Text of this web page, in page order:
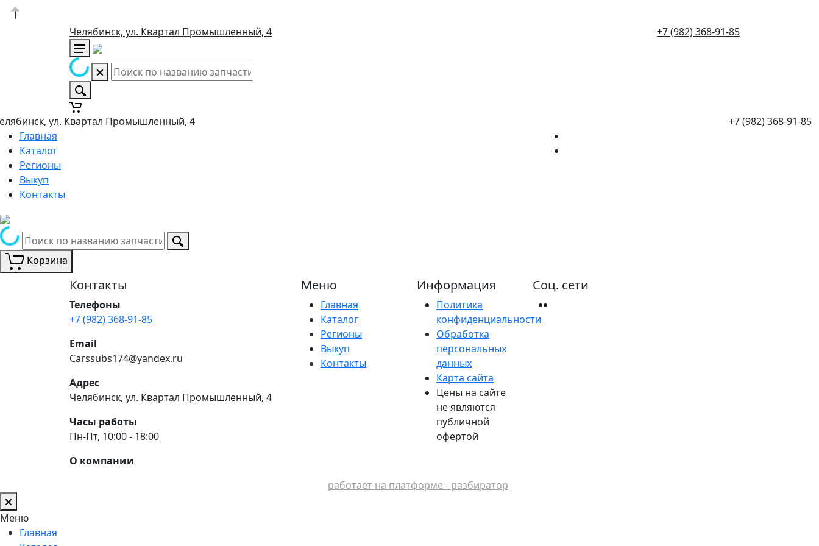
Челябинск, ул. Квартал Промышленный, 4 +7 (982) 368-91-85
ул. Квартал Промышленный, 4
+7 (982) 368-91-85
Главная
Каталог
Регионы
Выкуп
Контакты
Корзина
Контакты
Телефоны
+7 (982) 368-91-85
Email
Carssubs174@yandex.ru
Адрес
Челябинск, ул. Квартал Промышленный, 4
Часы работы
Пн-Пт, 10:00 - 18:00
О компании
Меню
Главная
Каталог
Регионы
Выкуп
Контакты
Информация
Политика
конфиденциальности
Обработка
персональных
данных
Карта сайта
Цены на сайте
не являются
публичной
офертой
Соц. сети
работает на платформе - разбиратор
Меню
Главная